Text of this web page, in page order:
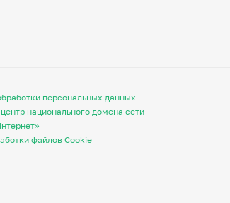
персональных данных
национального домена сети
файлов Cookie